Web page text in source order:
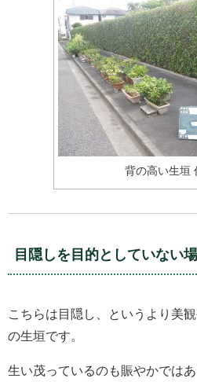
背の高い生垣
目隠しを目的としていない
こちらは目隠し、というより美
の生垣です。
生い茂っているのも賑やかでは